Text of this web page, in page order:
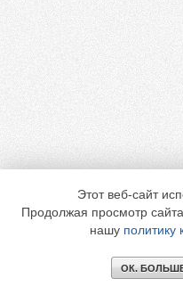
Этот веб-сайт
Продолжая просмотр
нашу политику
ОК.